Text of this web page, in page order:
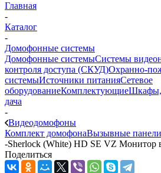
Главная
-
Каталог
-
Домофонные системы
Домофонные системыСистемы
контроля доступа (СКУД)Охранно-
системыИсточники питанияСетевое
оборудованиеКомплектующиеШкафы,
дача
-
Видеодомофоны
Комплект домофонаВызывные панели
-Sherlock (White) HD SE VZ Монитор
Поделиться